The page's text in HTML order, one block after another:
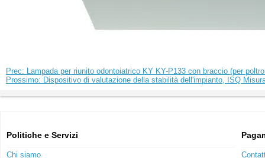
Prec: Lampada per riunito odontoiatrico KY KY-P133 con braccio (per
Prossimo: Dispositivo di valutazione della stabilità dell'impianto, ISQ
Politiche e Servizi
Chi siamo